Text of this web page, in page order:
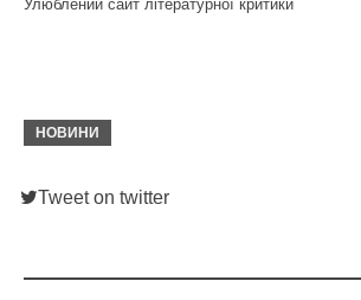
Улюблений сайт літературної критики
НОВИНИ
Tweet on twitter